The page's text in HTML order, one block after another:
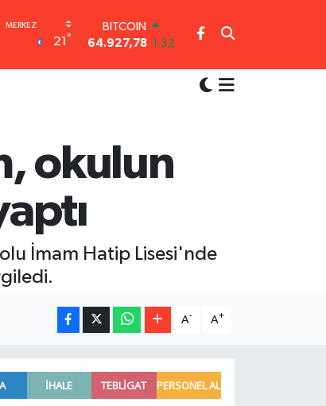
21 °
DOLAR
47,5894 0.08
6527.85
13.703
11
okulun
İmam Hatip Lisesi'nde
A- A+